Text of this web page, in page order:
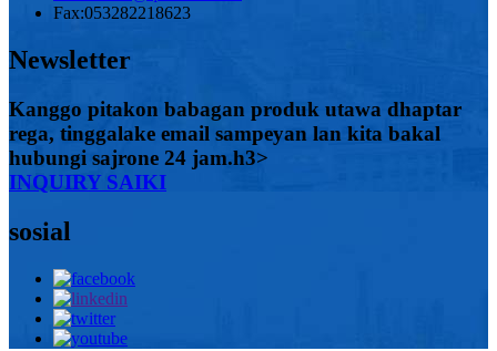
Fax:053282218623
Newsletter
Kanggo pitakon babagan produk utawa dhaptar
rega, tinggalake email sampeyan lan kita bakal
hubungi sajrone 24 jam.h3>
INQUIRY SAIKI
sosial